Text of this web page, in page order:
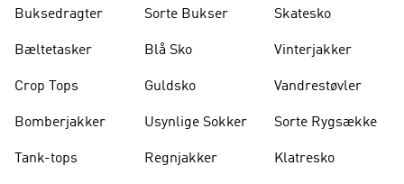
Buksedragter
Bæltetasker
Crop Tops
Bomberjakker
Tank-tops
Sorte Bukser
Blå Sko
Guldsko
Usynlige Sokker
Regnjakker
Skatesko
Vinterjakker
Vandrestøvler
Sorte Rygsække
Klatresko